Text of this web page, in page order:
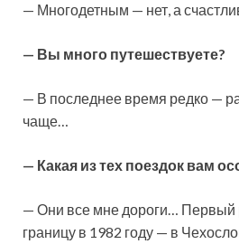
— Многодетным — нет, а
— Вы много путешествуете?
— В последнее время редко —
чаще…
— Какая из тех поездок вам
— Они все мне дороги… Первый
границу в 1982 году — в